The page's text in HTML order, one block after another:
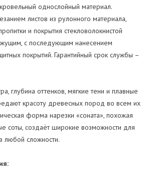
однослойный материал.
листов из рулонного материала,
и покрытия стекловолокнистой
с последующим нанесением
покрытий. Гарантийный срок службы –
глубина оттенков, мягкие тени и плавные
красоту древесных пород во всем их
форма нарезки «соната», похожая
соты, создаёт широкие возможности для
любой сложности.